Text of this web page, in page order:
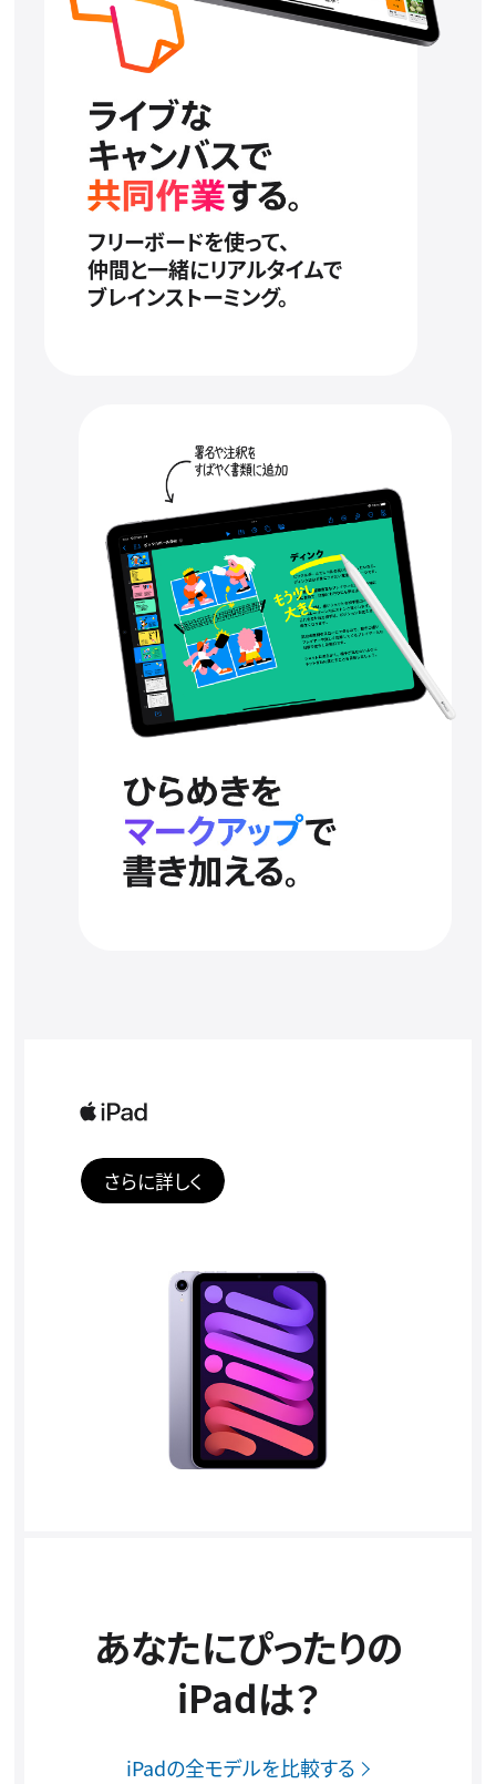
フリーボードを使って、
仲間と一緒にリアルタイムで
ブレインストーミング。
さらに詳しく
あなたにぴったりの
iPadは？
iPadの全モデルを比較する